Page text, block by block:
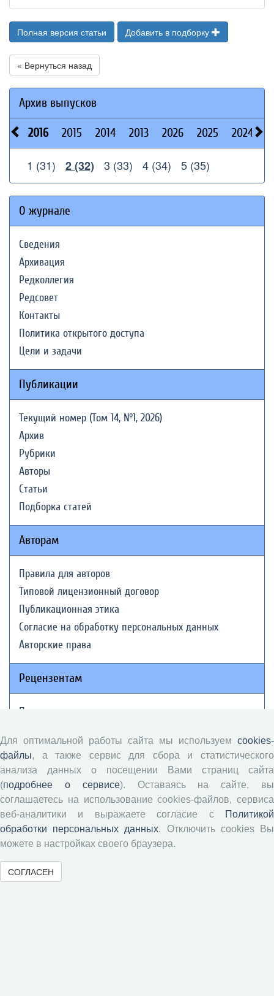
Полная версия статьи Добавить в подборку
« Вернуться назад
Архив выпусков
2016 2015 2014 2013 2026 2025 2024
1 (31) 2 (32) 3 (33) 4 (34) 5 (35)
О журнале
Сведения
Архивация
Редколлегия
Редсовет
Контакты
Политика открытого доступа
Цели и задачи
Публикации
Текущий номер (Том 14, №1, 2026)
Архив
Рубрики
Авторы
Статьи
Подборка статей
Авторам
Правила для авторов
Типовой лицензионный договор
Публикационная этика
Согласие на обработку персональных данных
Авторские права
Рецензентам
Памятка рецензенту
Форма рецензии
Журналы ВолНЦ РАН
Экономические и социальные перемены
Проблемы развития территории
Вопросы территориального развития
Социальное пространство
Для оптимальной работы сайта мы используем cookies-
файлы, а также сервис для сбора и статистического
анализа данных о посещении Вами страниц сайта
(подробнее о сервисе). Оставаясь на сайте, вы
соглашаетесь на использование cookies-файлов, сервиса
веб-аналитики и выражаете согласие с
Политикой
обработки персональных данных. Отключить cookies Вы
можете в настройках своего браузера.
СОГЛАСЕН